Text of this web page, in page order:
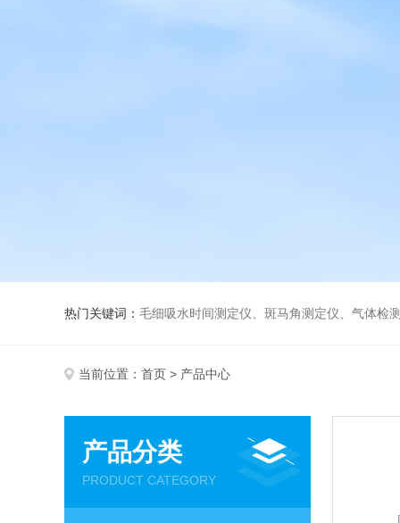
热门关键词： 毛细吸水时间测定仪、斑马角测定仪、气体检测仪
当前位置： 首页 > 产品中心
产品分类
PRODUCT CATEGORY